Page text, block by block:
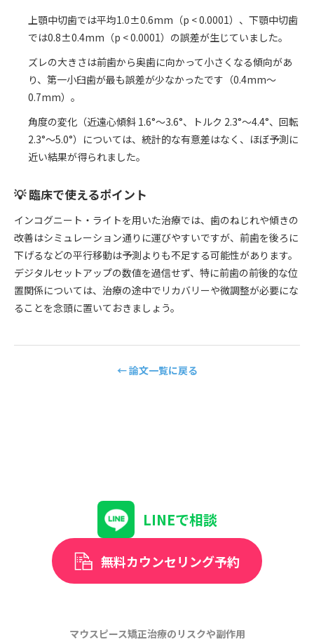
上顎中切歯では平均1.0±0.6mm（p < 0.0001）、下顎中切歯
では0.8±0.4mm（p < 0.0001）の誤差が生じていました。
ズレの大きさは前歯から奥歯に向かって小さくなる傾向があ
り、第一小臼歯が最も誤差が少なかったです（0.4mm〜
0.7mm）。
角度の変化（近遠心傾斜 1.6°〜3.6°、トルク 2.3°〜4.4°、回転
2.3°〜5.0°）については、統計的な有意差はなく、ほぼ予測に
近い結果が得られました。
💡 臨床で使えるポイント
インコグニート・ライトを用いた治療では、歯のねじれや傾きの
改善はシミュレーション通りに運びやすいですが、前歯を後ろに
下げるなどの平行移動は予測よりも不足する可能性があります。
デジタルセットアップの数値を過信せず、特に前歯の前後的な位
置関係については、治療の途中でリカバリーや微調整が必要にな
ることを念頭に置いておきましょう。
← 論文一覧に戻る
LINEで相談
無料カウンセリング予約
マウスピース矯正治療のリスクや副作用